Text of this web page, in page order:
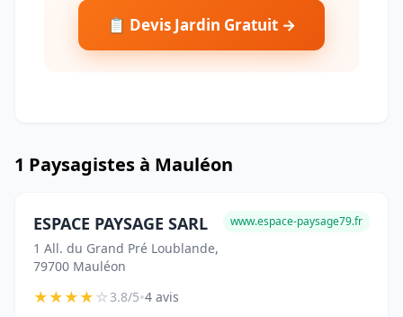
📋 Devis Jardin Gratuit →
1 Paysagistes à Mauléon
ESPACE PAYSAGE SARL
1 All. du Grand Pré Loublande,
79700 Mauléon
www.espace-paysage79.fr
★★★★☆3.8/5•4 avis